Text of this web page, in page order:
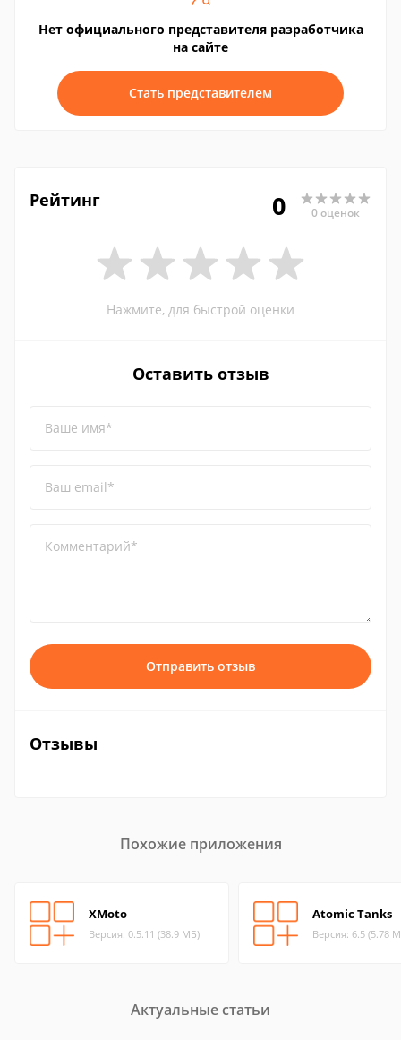
Нет официального представителя разработчика
на сайте
Стать представителем
Рейтинг 0 0 оценок
Нажмите, для быстрой оценки
Оставить отзыв
Ваше имя*
Ваш email*
Комментарий*
Отправить отзыв
Отзывы
Похожие приложения
XMoto
Версия: 0.5.11 (38.9 МБ)
Atomic Tanks
Версия: 6.5 (5.78
Актуальные статьи